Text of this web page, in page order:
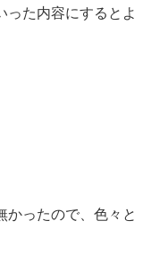
た内容にするとよ
ったので、色々と